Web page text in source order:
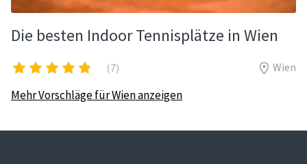
Die besten Indoor Tennisplätze in Wien
(7) Wien
Mehr Vorschläge für Wien anzeigen